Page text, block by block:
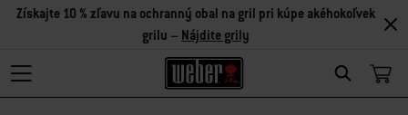
Search
Získajte 10 % zľavu na ochranný obal na gril pri kúpe akéhokoľvek
grilu – Nájdite grily